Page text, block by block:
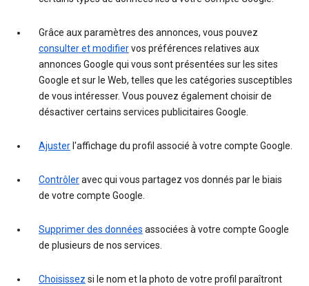
Grâce aux paramètres des annonces, vous pouvez
consulter et modifiervos préférences relatives aux
annonces Google qui vous sont présentées sur les sites
Google et sur le Web, telles que les catégories susceptibles
de vous intéresser. Vous pouvez également choisir de
désactiver certains services publicitaires Google.
Ajuster l'affichage du profil associé à votre compte Google.
Contrôleravec qui vous partagez vos donnés par le biais
de votre compte Google.
Supprimer des données associées à votre compte Google
de plusieurs de nos services.
Choisissez si le nom et la photo de votre profil paraîtront